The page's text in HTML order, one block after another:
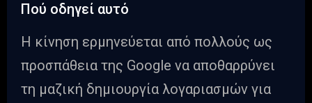
Πού οδηγεί αυτό
Η κίνηση ερμηνεύεται από πολλούς ως
προσπάθεια της Google να αποθαρρύνει
τη μαζική δημιουργία λογαριασμών για